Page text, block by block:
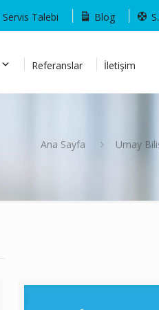
Servis Talebi Blog
Referanslar İletişim
Ana Sayfa Umay